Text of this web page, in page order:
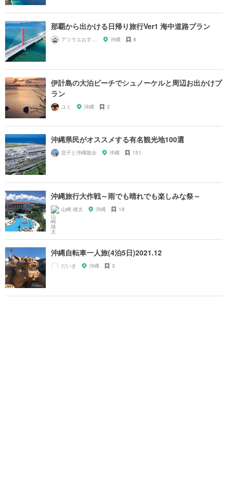
那覇から出かける日帰り旅行Ver1 海中道路プラン
アツラエおすすめ旅プラン！ 沖縄 8
伊計島の大泊ビーチでシュノーケルと周辺お出かけプ
ラン
ユミ 沖縄 2
沖縄県民がオススメする有名観光地100選
息子と沖縄散歩 沖縄 151
沖縄旅行大作戦～雨でも晴れでも楽しみな祭～
山崎 雄太 沖縄 18
沖縄自転車一人旅(4泊5日)2021.12
だいき 沖縄 3